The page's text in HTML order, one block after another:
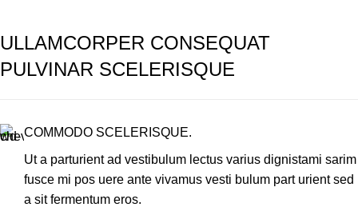
ULLAMCORPER CONSEQUAT
PULVINAR SCELERISQUE
COMMODO SCELERISQUE.
Ut a parturient ad vestibulum lectus varius dignistami sarim
fusce mi pos uere ante vivamus vesti bulum part urient sed
a sit fermentum eros.